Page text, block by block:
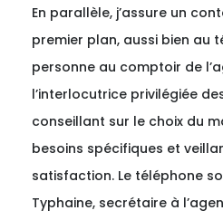
En parallèle, j’assure un
premier plan, aussi bien au
personne au comptoir de
l’interlocutrice privilégiée
conseillant sur le choix du
besoins spécifiques et
satisfaction. Le téléphone
Typhaine, secrétaire à